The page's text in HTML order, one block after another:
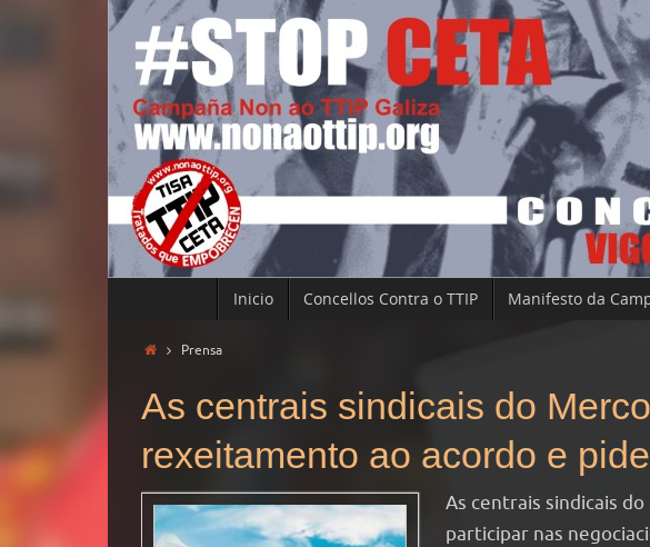
Inicio Concellos Contra o TTIP Manifesto da
Prensa
As centrais sindicais do
rexeitamento ao acordo e
As centrais sindicais
participar nas